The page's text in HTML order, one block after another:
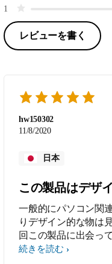
1
レビューを書く
hw150302
11/8/2020
日本
この製品はデザ
一般的にパソコン関
りデザイン的な物は
回この製品に出会っ
した
続きを読む